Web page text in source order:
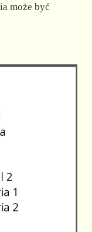
może być